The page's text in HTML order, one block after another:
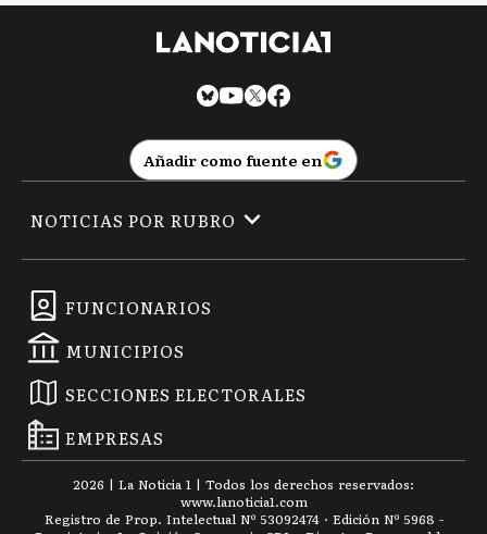
Añadir como fuente en
FUNCIONARIOS
MUNICIPIOS
SECCIONES ELECTORALES
EMPRESAS
NOTICIAS POR RUBRO
2026 | La Noticia 1 | Todos los derechos reservados:
www.lanoticia1.com
Registro de Prop. Intelectual Nº 53092474 · Edición Nº 5968 -